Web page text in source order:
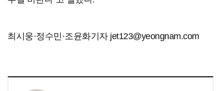
최시웅·정수민·조윤화기자 jet123@yeongnam.com